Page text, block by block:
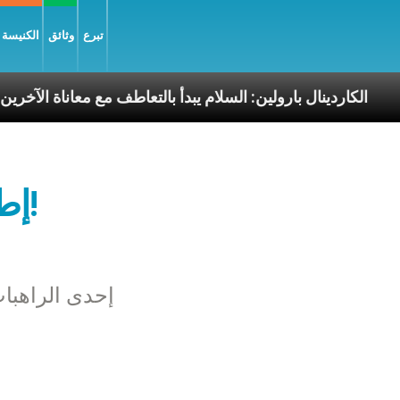
وثائق تبرع
الكاردينال بارولين: السلام يبدأ بالتعاطف مع
إطلاق سراح راهبات معلولا!
إحدى